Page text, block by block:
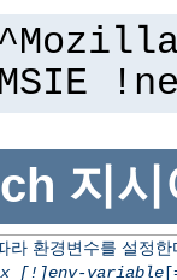
지시
라 환경변수를 설정한
[!]env-variable